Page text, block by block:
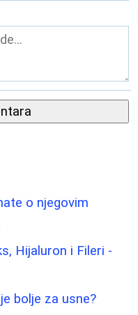
o njegovim
Hijaluron i Fileri -
bolje za usne?